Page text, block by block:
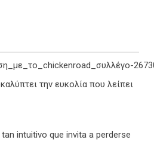
την ευκολία που λείπει
intuitivo que invita a perderse